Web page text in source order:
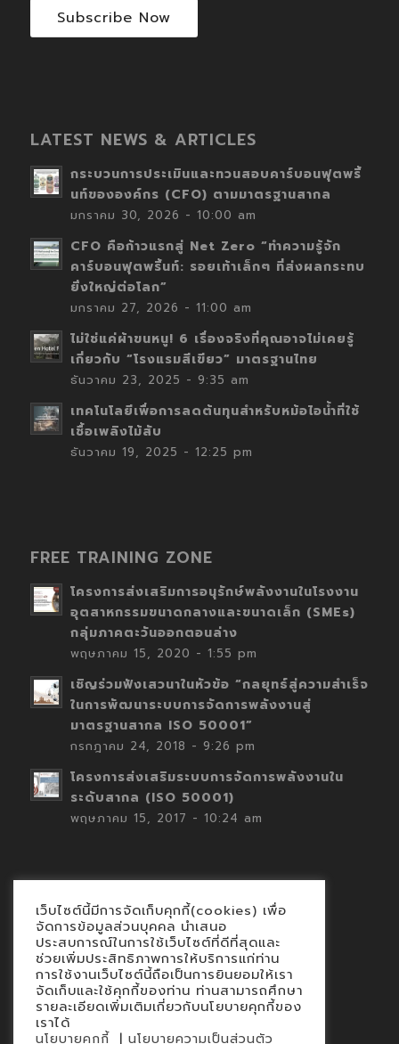
Subscribe Now
LATEST NEWS & ARTICLES
กระบวนการประเมินและทวนสอบคาร์บอนฟุตพริ้
นท์ขององค์กร (CFO) ตามมาตรฐานสากล
มกราคม 30, 2026 - 10:00 am
CFO คือก้าวแรกสู่ Net Zero “ทำความรู้จัก
คาร์บอนฟุตพริ้นท์: รอยเท้าเล็กๆ ที่ส่งผลกระทบ
ยิ่งใหญ่ต่อโลก”
มกราคม 27, 2026 - 11:00 am
ไม่ใช่แค่ผ้าขนหนู! 6 เรื่องจริงที่คุณอาจไม่เคยรู้
เกี่ยวกับ “โรงแรมสีเขียว” มาตรฐานไทย
ธันวาคม 23, 2025 - 9:35 am
เทคโนโลยีเพื่อการลดต้นทุนสำหรับหม้อไอน้ำที่ใช้
เชื้อเพลิงไม้สับ
ธันวาคม 19, 2025 - 12:25 pm
FREE TRAINING ZONE
โครงการส่งเสริมการอนุรักษ์พลังงานในโรงงาน
อุตสาหกรรมขนาดกลางและขนาดเล็ก (SMEs)
กลุ่มภาคตะวันออกตอนล่าง
พฤษภาคม 15, 2020 - 1:55 pm
เชิญร่วมฟังเสวนาในหัวข้อ “กลยุทธ์สู่ความสำเร็จ
ในการพัฒนาระบบการจัดการพลังงานสู่
มาตรฐานสากล ISO 50001”
กรกฎาคม 24, 2018 - 9:26 pm
โครงการส่งเสริมระบบการจัดการพลังงานใน
ระดับสากล (ISO 50001)
พฤษภาคม 15, 2017 - 10:24 am
Contact
นโยบายคุกกี้
นโยบายข้อมูลส่วนบุคคล
เว็บไซต์นี้มีการจัดเก็บคุกกี้(cookies) เพื่อ
จัดการข้อมูลส่วนบุคคล นำเสนอ
ประสบการณ์ในการใช้เว็บไซต์ที่ดีที่สุดและ
ช่วยเพิ่มประสิทธิภาพการให้บริการแก่ท่าน
การใช้งานเว็บไซต์นี้ถือเป็นการยินยอมให้เรา
จัดเก็บและใช้คุกกี้ของท่าน ท่านสามารถศึกษา
รายละเอียดเพิ่มเติมเกี่ยวกับนโยบายคุกกี้ของ
เราได้
นโยบายคุกกี้ | นโยบายความเป็นส่วนตัว